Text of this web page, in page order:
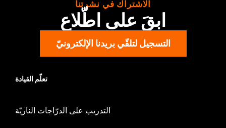
الاشتراك في نشرتنا
ابقَ على اطّلاع
التسجيل لتلقّي بريدنا الإلكترونيّ
تعلّم القيادة
التدريب على الدرّاجات الناريّة